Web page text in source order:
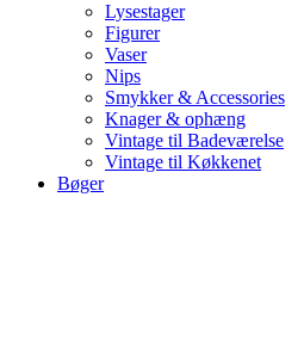
Lysestager
Figurer
Vaser
Nips
Smykker & Accessories
Knager & ophæng
Vintage til Badeværelse
Vintage til Køkkenet
Bøger